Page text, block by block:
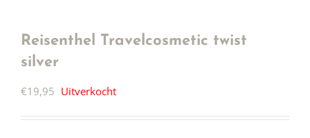
Reisenthel Travelcosmetic twist
silver
€19,95 Uitverkocht